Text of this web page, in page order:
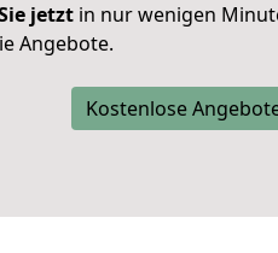
jetzt in nur wenigen
Angebote.
Kostenlose